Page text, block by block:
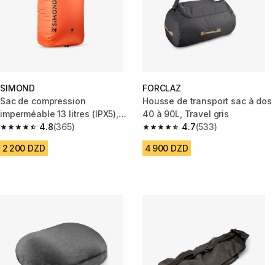
SIMOND
Sac de compression
imperméable 13 litres (IPX5),
ultra léger , orange
4.8
4.8 out of 5 stars from 365 reviews
(365)
2 200 DZD
FORCLAZ
Housse de transport sac à dos
40 à 90L, Travel gris
4.7
4.7 out of 5 stars from 533
(533)
4 900 DZD